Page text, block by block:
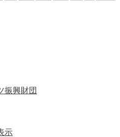
振興財団
示